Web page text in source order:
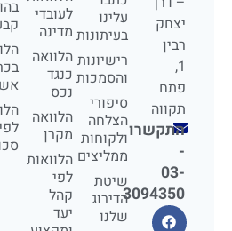
יצחק
רבין
1,
פתח
תקווה
התקשרו
-
03-
3094350
עלינו
בעיתונות
רישיונות
והסמכות
סיפורי
הצלחה
ולקוחות
ממליצים
שיטת
הדירוג
שלנו
לעובדי
מדינה
הלוואה
כנגד
נכס
הלוואה
מקרן
הלוואות
לפי
קהל
יעד